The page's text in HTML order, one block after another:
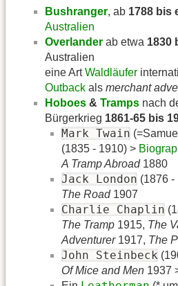
Bushranger, ab 1788 bis
Australien
Overlander ab etwa 1830
Australien
eine ArtWaldläufer
Outback als merchant
Hoboes & Tramps nach
Bürgerkrieg 1861-65 bis
Mark Twain
(1835 - 1910) >
A Tramp Abroad1880
Jack London (1876 -
The Road1907
Charlie Chaplin
The Tramp 1915, The
Adventurer1917, The
John Steinbeck
Of Mice and Men 1937